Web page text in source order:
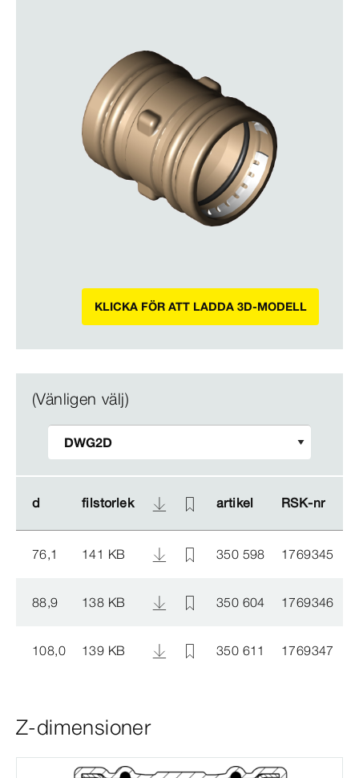
KLICKA FÖR ATT LADDA 3D-MODELL
(Vänligen välj)
d filstorlek artikel RSK-​nr
d filstorlek artikel RSK-​nr
76,1 141 KB 350 598 1769345
88,9 138 KB 350 604 1769346
108,0 139 KB 350 611 1769347
Z-dimensioner